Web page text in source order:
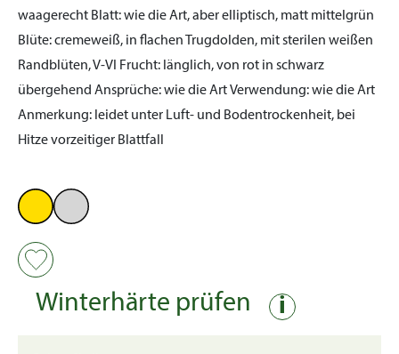
waagerecht Blatt:wie die Art, aber elliptisch, matt mittelgrün
Blüte:cremeweiß, in flachen Trugdolden, mit sterilen weißen
Randblüten, V-VI Frucht: länglich, von rot in schwarz
übergehend Ansprüche:wie die ArtVerwendung:wie die Art
Anmerkung: leidet unter Luft- und Bodentrockenheit, bei
Hitze vorzeitiger Blattfall
Winterhärte prüfen i